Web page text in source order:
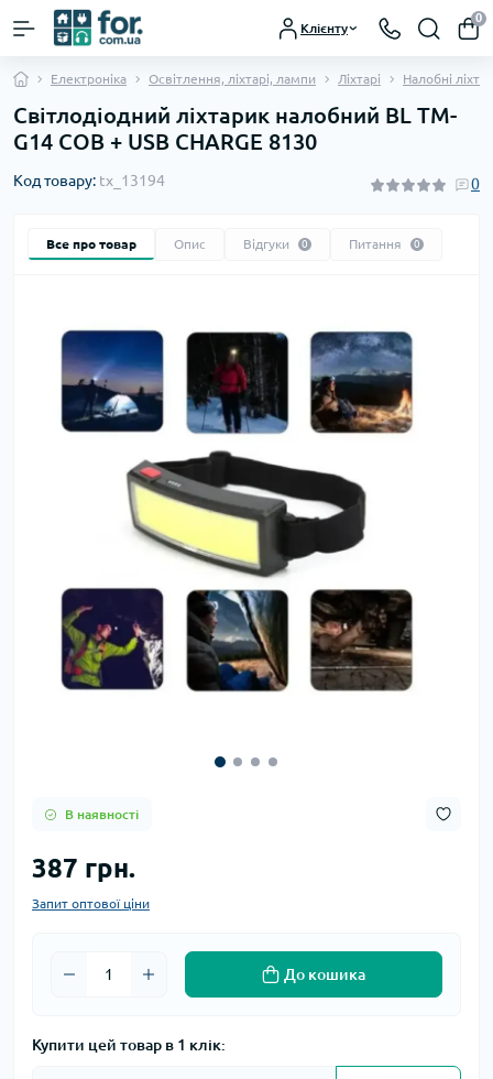
Клієнту
0
Електроніка Освітлення, ліхтарі, лампи Ліхтарі Налобні
Світлодіодний ліхтарик налобний BL TM-
G14 COB + USB CHARGE 8130
Код товару: tx_13194 0
Все про товар Опис Відгуки 0 Питання 0
В наявності
387 грн.
Запит оптової ціни
До кошика
Купити цей товар в 1 клік: